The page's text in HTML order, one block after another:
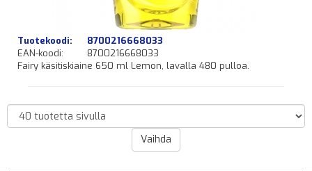
Tuotekoodi:
8700216668033
EAN-koodi:
8700216668033
Fairy käsitiskiaine 650 ml Lemon, lavalla 480 pulloa.